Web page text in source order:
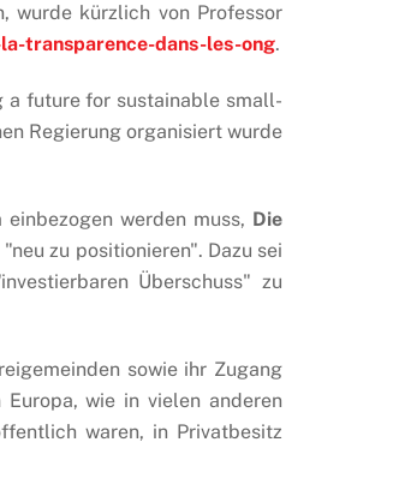
wurde kürzlich von Professor
transparence-dans-les-ong.
a future for sustainable small-
Regierung organisiert wurde
werden muss, Die
zu positionieren". Dazu sei
Überschuss" zu
sowie ihr Zugang
wie in vielen anderen
waren, in Privatbesitz